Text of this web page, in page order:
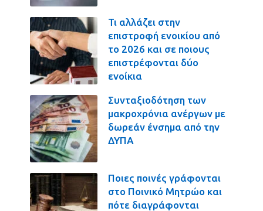
Τι αλλάζει στην
επιστροφή ενοικίου από
το 2026 και σε ποιους
επιστρέφονται δύο
ενοίκια
Συνταξιοδότηση των
μακροχρόνια ανέργων με
δωρεάν ένσημα από την
ΔΥΠΑ
Ποιες ποινές γράφονται
στο Ποινικό Μητρώο και
πότε διαγράφονται